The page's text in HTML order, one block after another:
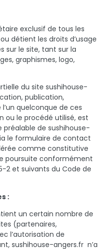
exclusif de tous les
détient les droits d’usage
sur le site, tant sur la
graphismes, logo,
du site sushihouse-
publication,
quelconque de ces
ou le procédé utilisé, est
de sushihouse-
le formulaire de contact
comme constitutive
poursuite conformément
2 et suivants du Code de
:
un certain nombre de
(partenaires,
l’autorisation de
sushihouse-angers.fr n’a